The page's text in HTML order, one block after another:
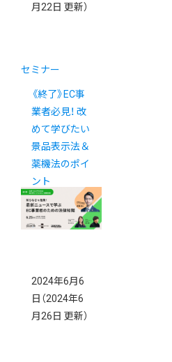
月22日 更新）
セミナー
《終了》EC事
業者必見！ 改
めて学びたい
景品表示法＆
薬機法のポイ
ント
2024年6月6
日 （2024年6
月26日 更新）